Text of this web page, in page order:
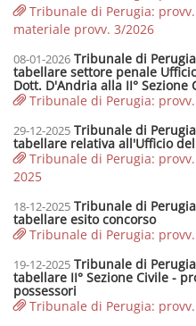
Tribunale di Perugia:
materiale provv. 3/2026
08-01-2026 Tribunale di
tabellare settore penale
Dott. D'Andria alla II° Sezione
Tribunale di Perugia:
29-12-2025 Tribunale di
tabellare relativa all'Ufficio
Tribunale di Perugia:
2025
18-12-2025 Tribunale di
tabellare esito concorso
Tribunale di Perugia:
19-12-2025 Tribunale di
tabellare II° Sezione Civile -
possessori
Tribunale di Perugia: